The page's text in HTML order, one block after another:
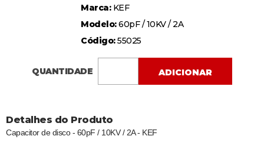
Marca:KEF
Modelo:60pF / 10KV / 2A
Código:55025
QUANTIDADE ADICIONAR
Detalhes do Produto
Capacitor de disco - 60pF / 10KV / 2A - KEF